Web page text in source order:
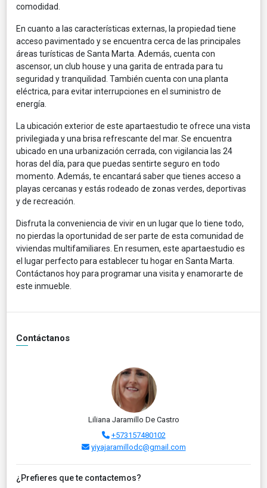
comodidad.
En cuanto a las características externas, la propiedad tiene
acceso pavimentado y se encuentra cerca de las principales
áreas turísticas de Santa Marta. Además, cuenta con
ascensor, un club house y una garita de entrada para tu
seguridad y tranquilidad. También cuenta con una planta
eléctrica, para evitar interrupciones en el suministro de
energía.
La ubicación exterior de este apartaestudio te ofrece una vista
privilegiada y una brisa refrescante del mar. Se encuentra
ubicado en una urbanización cerrada, con vigilancia las 24
horas del día, para que puedas sentirte seguro en todo
momento. Además, te encantará saber que tienes acceso a
playas cercanas y estás rodeado de zonas verdes, deportivas
y de recreación.
Disfruta la conveniencia de vivir en un lugar que lo tiene todo,
no pierdas la oportunidad de ser parte de esta comunidad de
viviendas multifamiliares. En resumen, este apartaestudio es
el lugar perfecto para establecer tu hogar en Santa Marta.
Contáctanos hoy para programar una visita y enamorarte de
este inmueble.
Contáctanos
Liliana Jaramillo De Castro
+573157480102
yiyajaramillodc@gmail.com
¿Prefieres que te contactemos?